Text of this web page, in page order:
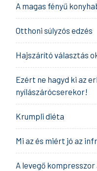
A magas fényű
Otthoni súlyzós edzés
Hajszárító választás
Ezért ne hagyd ki az
nyílászárócserekor!
Krumpli diéta
Mi az és miért jó az
A levegő